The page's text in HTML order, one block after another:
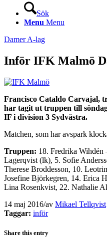
Sök
Menu Menu
Damer A-lag
Inför IFK Malmö
Francisco Cataldo Carvajal,
har tagit ut truppen till
IF i division 3 Sydvästra.
Matchen, som har avspark
Truppen: 18. Fredrika Wihdén
Lagerqvist (lk), 5. Sofie
Therese Broddesson, 10.
Josefine Björkegren, 14. Erica
Lina Rosenkvist, 22. Nathalie
14 maj 2016/av Mikael Tellqvist
Taggar: inför
Share this entry